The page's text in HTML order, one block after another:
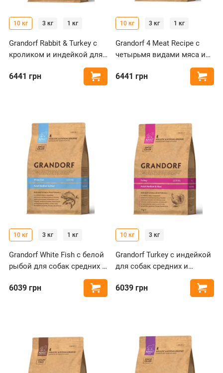
10 кг 3 кг 1 кг
Grandorf Rabbit & Turkey с
кроликом и индейкой для
собак средних и крупных
пород
6441 грн Купить
10 кг 3 кг 1 кг
Grandorf 4 Meat Recipe с
четырьмя видами мяса и
пробиотиками для собак
средних и крупных пород
6441 грн
10 кг 3 кг 1 кг
Grandorf White Fish с белой
рыбой для собак средних и
6039 грн Купить
10 кг 3 кг
Grandorf Turkey с индейкой
для собак средних и
6039 грн